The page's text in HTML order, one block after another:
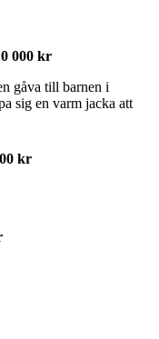
000 kr
gåva till barnen i
sig en varm jacka att
kr